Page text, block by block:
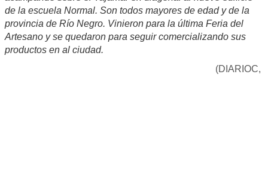
de la escuela Normal. Son todos mayores de edad y de la
provincia de Río Negro. Vinieron para la última Feria del
Artesano y se quedaron para seguir comercializando sus
productos en al ciudad.
(DIARIOC,